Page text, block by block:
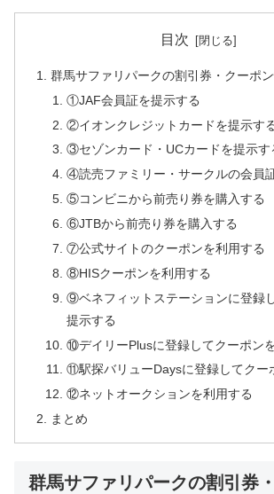
目次
群馬サファリパークの割引券・クーポン
①JAF会員証を提示する
②イオンクレジットカードを提示す
③セゾンカード・UCカードを提示す
④読売ファミリー・サークルの会員
⑤コンビニから前売り券を購入する
⑥JTBから前売り券を購入する
⑦公式サイトのクーポンを利用する
⑧HISクーポンを利用する
⑨ベネフィットステーションに登録
提示する
⑩デイリーPlusに登録してクーポン
⑪駅探バリューDaysに登録してクー
⑫ネットオークションを利用する
まとめ
群馬サファリパークの割引券